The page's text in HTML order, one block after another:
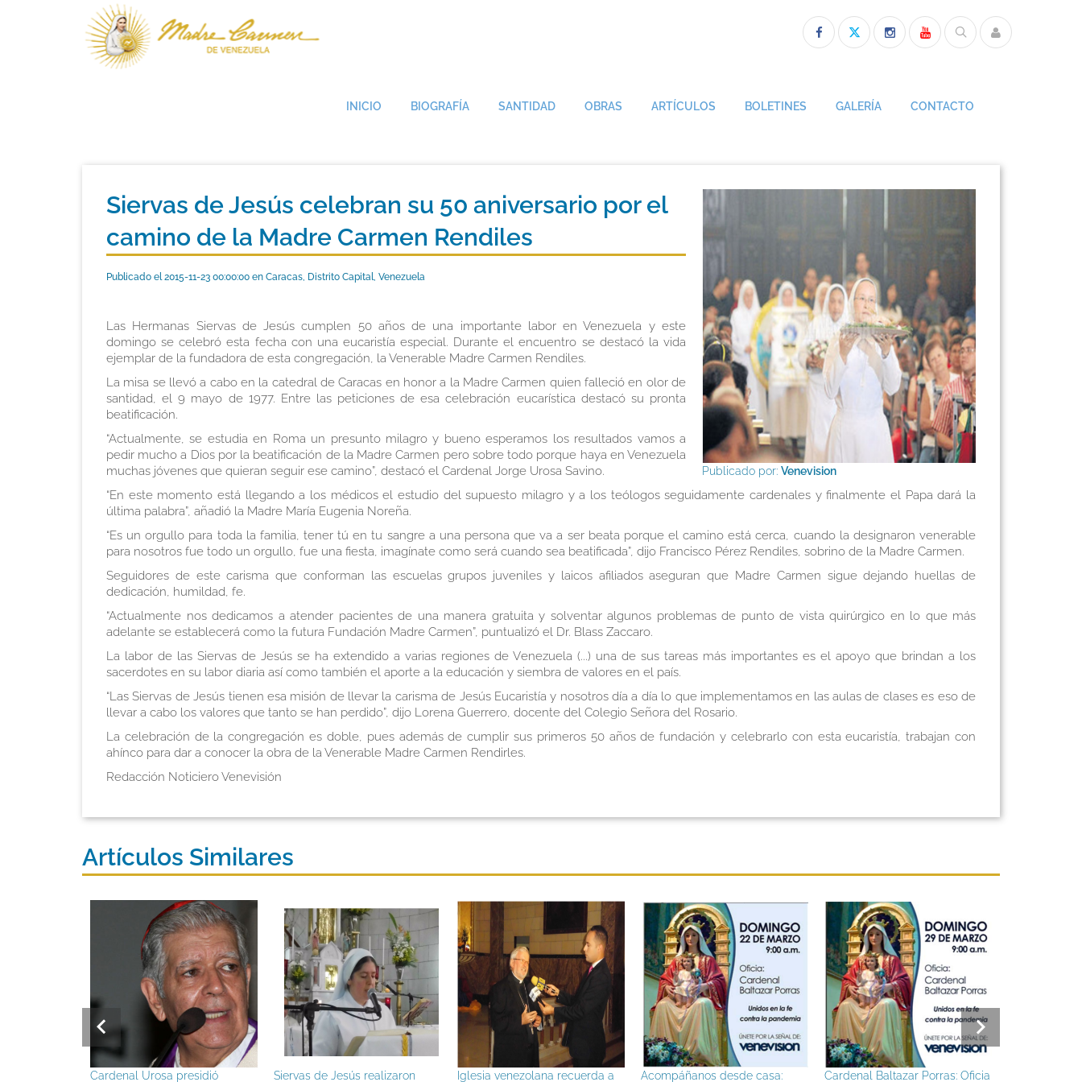
INICIO BIOGRAFÍA SANTIDAD OBRAS ARTÍCULOS BOLETINES GALERÍA CONTACTO
Publicado por: Venevision
Siervas de Jesús celebran su 50 aniversario por el
camino de la Madre Carmen Rendiles
Publicado el 2015-11-23 00:00:00 en Caracas, Distrito Capital, Venezuela
Las Hermanas Siervas de Jesús cumplen 50 años de una importante labor en Venezuela y este
domingo se celebró esta fecha con una eucaristía especial. Durante el encuentro se destacó la vida
ejemplar de la fundadora de esta congregación, la Venerable Madre Carmen Rendiles.
La misa se llevó a cabo en la catedral de Caracas en honor a la Madre Carmen quien falleció en olor de
santidad, el 9 mayo de 1977. Entre las peticiones de esa celebración eucarística destacó su pronta
beatificación.
“Actualmente, se estudia en Roma un presunto milagro y bueno esperamos los resultados vamos a
pedir mucho a Dios por la beatificación de la Madre Carmen pero sobre todo porque haya en Venezuela
muchas jóvenes que quieran seguir ese camino”, destacó el Cardenal Jorge Urosa Savino.
“En este momento está llegando a los médicos el estudio del supuesto milagro y a los teólogos seguidamente cardenales y finalmente el Papa dará la
última palabra”, añadió la Madre María Eugenia Noreña.
“Es un orgullo para toda la familia, tener tú en tu sangre a una persona que va a ser beata porque el camino está cerca, cuando la designaron venerable
para nosotros fue todo un orgullo, fue una fiesta, imagínate como será cuando sea beatificada”, dijo Francisco Pérez Rendiles, sobrino de la Madre Carmen.
Seguidores de este carisma que conforman las escuelas grupos juveniles y laicos afiliados aseguran que Madre Carmen sigue dejando huellas de
dedicación, humildad, fe.
“Actualmente nos dedicamos a atender pacientes de una manera gratuita y solventar algunos problemas de punto de vista quirúrgico en lo que más
adelante se establecerá como la futura Fundación Madre Carmen”, puntualizó el Dr. Blass Zaccaro.
La labor de las Siervas de Jesús se ha extendido a varias regiones de Venezuela (...) una de sus tareas más importantes es el apoyo que brindan a los
sacerdotes en su labor diaria así como también el aporte a la educación y siembra de valores en el país.
“Las Siervas de Jesús tienen esa misión de llevar la carisma de Jesús Eucaristía y nosotros día a día lo que implementamos en las aulas de clases es eso de
llevar a cabo los valores que tanto se han perdido”, dijo Lorena Guerrero, docente del Colegio Señora del Rosario.
La celebración de la congregación es doble, pues además de cumplir sus primeros 50 años de fundación y celebrarlo con esta eucaristía, trabajan con
ahínco para dar a conocer la obra de la Venerable Madre Carmen Rendirles.
Redacción Noticiero Venevisión
Artículos Similares
Siervas de Jesús realizaron Iglesia venezolana recuerda a Acompáñanos desde casa: Cardenal Baltazar Porras: Oficia Venevision transmitirá la Santa